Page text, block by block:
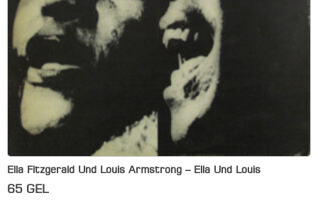
Ella Fitzgerald Und Louis Armstrong – Ella Und Louis
65 GEL